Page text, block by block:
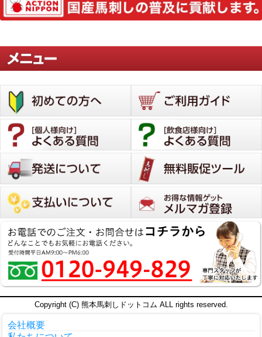
投稿日
2025/09/08
熊本県人としては、やはり馬刺しはたまに食べた
い品です。食べたい時に美味しく頂いています。
玉ねぎのスライス・にんにく・馬刺し用醤油でば
ハマンピー 購入者
30代
投稿日
2025/09/08
親戚の集まりのために注文させていただきまし
にこ 1 購入者
非公開
投稿日
2025/09/08
Copyright (C) 熊本馬刺しドットコム ALL rights reserved.
会社概要